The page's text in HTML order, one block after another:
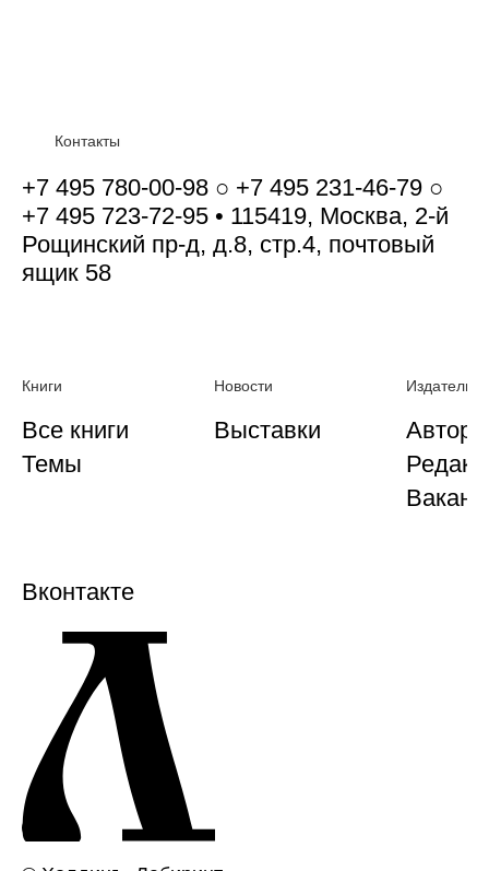
Контакты
+7 495 780-00-98 ○ +7 495 231-46-79 ○
+7 495 723-72-95 • 115419, Москва, 2-й
Рощинский пр-д, д.8, стр.4, почтовый
ящик 58
Книги
Все книги
Темы
Новости
Выставки
Вконтакте